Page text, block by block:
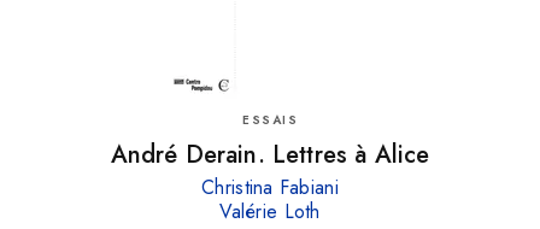
ESSAIS
André Derain. Lettres à Alice
Christina Fabiani
Valérie Loth